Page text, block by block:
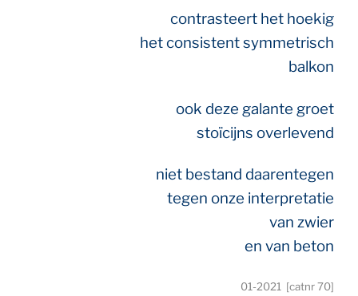
contrasteert het hoekig
het consistentsymmetrisch
balkon
ook deze galante groet
stoïcijns overlevend
niet bestand daarentegen
tegen onze interpretatie
van zwier
en van beton
01-2021 [catnr 70]